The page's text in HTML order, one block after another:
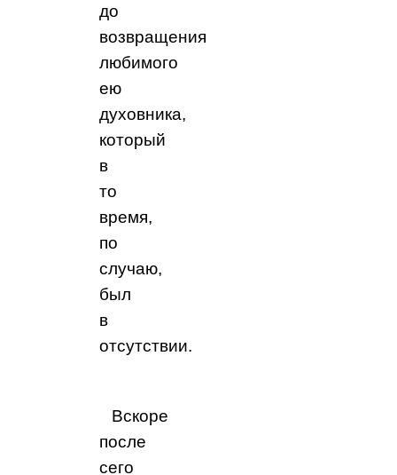
до
возвращения
любимого
ею
духовника,
который
в
то
время,
по
случаю,
был
в
отсутствии.
Вскоре
после
сего